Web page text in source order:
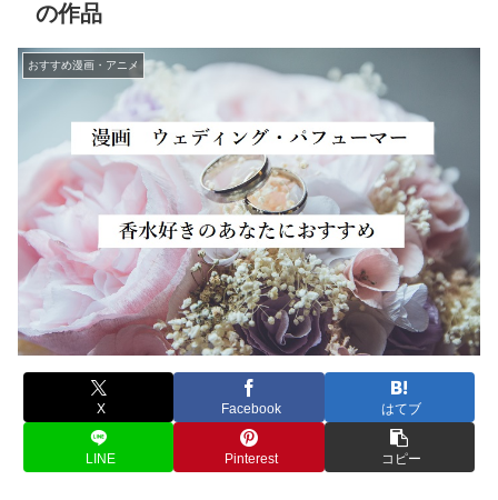
の作品
おすすめ漫画・アニメ
X Facebook はてブ
LINE Pinterest コピー